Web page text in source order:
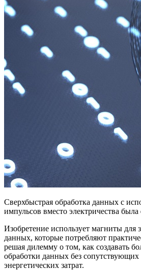
Сверхбыстрая обработка данных с
импульсов вместо электричества
Изобретение использует магниты
данных, которые потребляют
решая дилемму о том, как создавать
обработки данных без
энергетических затрат.